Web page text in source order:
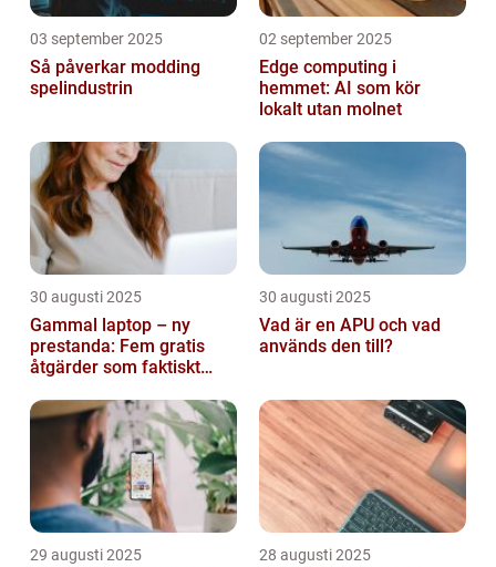
03 september 2025
Så påverkar modding
spelindustrin
02 september 2025
Edge computing i
hemmet: AI som kör
lokalt utan molnet
30 augusti 2025
Gammal laptop – ny
prestanda: Fem gratis
åtgärder som faktiskt
30 augusti 2025
Vad är en APU och vad
används den till?
29 augusti 2025 28 augusti 2025